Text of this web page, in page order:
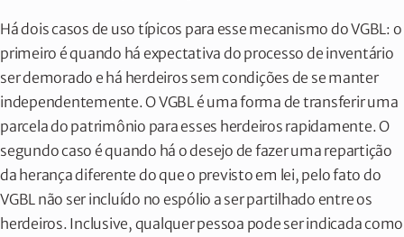
Há dois casos de uso típicos para esse mecanismo do VGBL: o
primeiro é quando há expectativa do processo de inventário
ser demorado e há herdeiros sem condições de se manter
independentemente. O VGBL é uma forma de transferir uma
parcela do patrimônio para esses herdeiros rapidamente. O
segundo caso é quando há o desejo de fazer uma repartição
da herança diferente do que o previsto em lei, pelo fato do
VGBL não ser incluído no espólio a ser partilhado entre os
herdeiros. Inclusive, qualquer pessoa pode ser indicada como